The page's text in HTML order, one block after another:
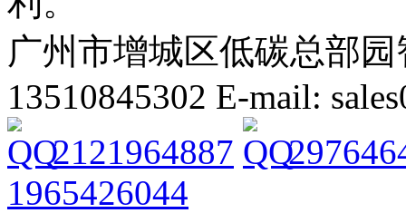
广州市增城区低碳总部
13510845302 E-mail:
2121964887
1965426044